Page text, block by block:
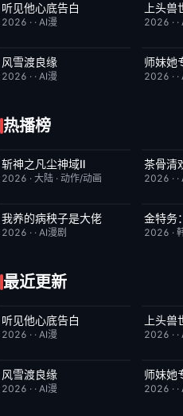
完结
听见他心底告白
2026 · · AI漫
完结
上头兽
2026 · ·
完结
风雪渡良缘
2026 · · AI漫
完结
师妹她
2026 · ·
热播榜
更新至第09集
斩神之凡尘神域Ⅱ
2026 · 大陆 · 动作/动画
完结
茶骨清
2026 · ·
完结 10.0
我养的病秧子是大佬
2026 · · AI漫剧
已完结
金特务
2026 ·
最近更新
完结
听见他心底告白
2026 · · AI漫
完结
上头兽
2026 · ·
完结
风雪渡良缘
2026 · · AI漫
完结
师妹她
2026 · ·